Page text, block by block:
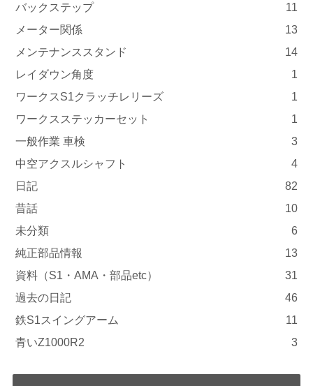
バックステップ
11
メーター関係
13
メンテナンススタンド
14
レイダウン角度
1
ワークスS1クラッチレリーズ
1
ワークスステッカーセット
1
一般作業 車検
3
中空アクスルシャフト
4
日記
82
昔話
10
未分類
6
純正部品情報
13
資料（S1・AMA・部品etc）
31
過去の日記
46
鉄S1スイングアーム
11
青いZ1000R2
3